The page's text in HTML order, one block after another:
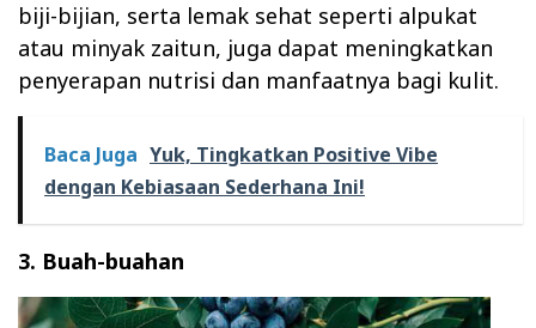
biji-bijian, serta lemak sehat seperti alpukat
atau minyak zaitun, juga dapat meningkatkan
penyerapan nutrisi dan manfaatnya bagi kulit.
Baca Juga Yuk, Tingkatkan Positive Vibe
dengan Kebiasaan Sederhana Ini!
3. Buah-buahan